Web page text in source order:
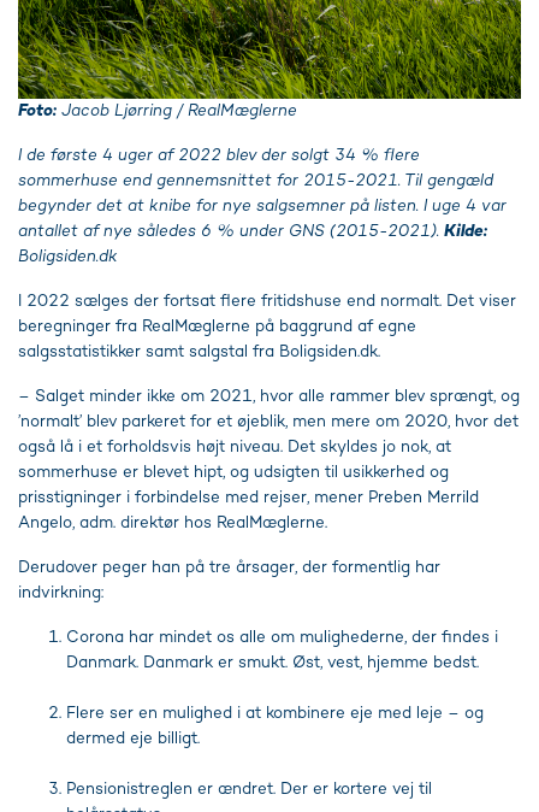
Foto: Jacob Ljørring / RealMæglerne
I de første 4 uger af 2022 blev der solgt 34 % flere
sommerhuse end gennemsnittet for 2015-2021. Til gengæld
begynder det at knibe for nye salgsemner på listen. I uge 4 var
antallet af nye således 6 % under GNS (2015-2021). Kilde:
Boligsiden.dk
I 2022 sælges der fortsat flere fritidshuse end normalt. Det viser
beregninger fra RealMæglerne på baggrund af egne
salgsstatistikker samt salgstal fra Boligsiden.dk.
– Salget minder ikke om 2021, hvor alle rammer blev sprængt, og
’normalt’ blev parkeret for et øjeblik, men mere om 2020, hvor det
også lå i et forholdsvis højt niveau. Det skyldes jo nok, at
sommerhuse er blevet hipt, og udsigten til usikkerhed og
prisstigninger i forbindelse med rejser, mener Preben Merrild
Angelo, adm. direktør hos RealMæglerne.
Derudover peger han på tre årsager, der formentlig har
indvirkning:
Corona har mindet os alle om mulighederne, der findes i
Danmark. Danmark er smukt. Øst, vest, hjemme bedst.
Flere ser en mulighed i at kombinere eje med leje – og
dermed eje billigt.
Pensionistreglen er ændret. Der er kortere vej til